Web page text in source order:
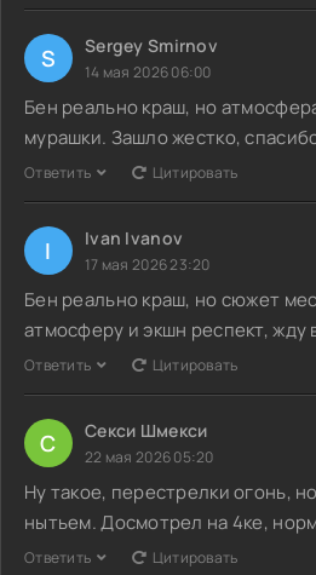
S Sergey Smirnov
14 мая 2026 06:00
Бен реально краш, но
мурашки. Зашло жестко,
Ответить Цитировать
I Ivan Ivanov
17 мая 2026 23:20
Бен реально краш, но сюжет
атмосферу и экшн респект, жду
Ответить Цитировать
С Секси Шмекси
22 мая 2026 05:20
Ну такое, перестрелки огонь,
нытьем. Досмотрел на 4ке,
Ответить Цитировать